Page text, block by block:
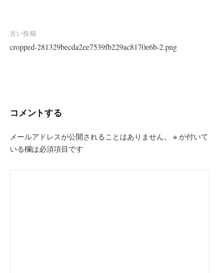
投
稿
ー
ョ
ン
古い投稿
cropped-281329becda2ee7539fb229ac8170e6b-2.png
コメントする
メールアドレスが公開されることはありません。 ※ が付いて
いる欄は必須項目です